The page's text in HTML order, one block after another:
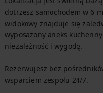
dotrzesz samochodem w 6
widokowy znajduje się
wyposażony aneks
niezależność i wygodę.
Rezerwujesz bez
wsparciem zespołu 24/7.